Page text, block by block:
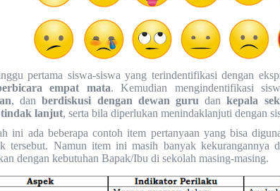
pertama siswa-siswa yang terindentifikasi dengan
empat mata. Kemudian mengindentifikasi
, danberdiskusi dengan dewan guru dankepala
tindak lanjut, serta bila diperlukan menindaklanjuti dengan
ini ada beberapa contoh item pertanyaan yang bisa
tersebut. Namun item ini masih banyak kekurangannya
dengan kebutuhan Bapak/Ibu di sekolah masing-masing.